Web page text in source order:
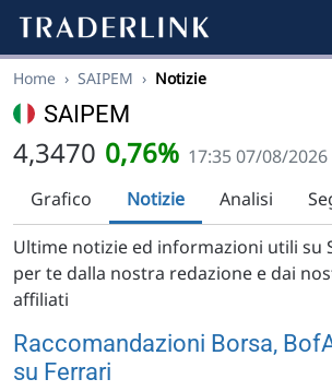
Home › SAIPEM › Notizie
SAIPEM
4,3470 0,76% 17:35 07/08/2026
Grafico
Notizie Analisi
Ultime notizie ed informazioni utili su
per te dalla nostra redazione e dai
affiliati
Raccomandazioni Borsa,
su Ferrari